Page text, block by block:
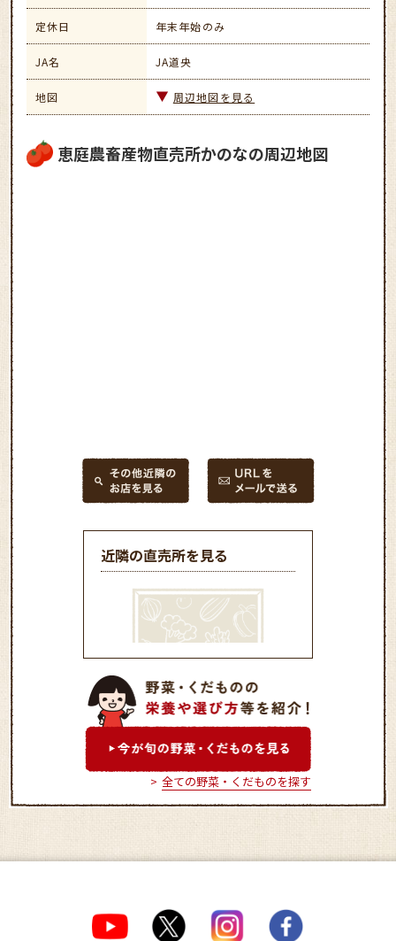
定休日 年末年始のみ
JA名 JA道央
地図 周辺地図を見る
恵庭農畜産物直売所かのなの周辺地図
近隣の直売所を見る
北広島農産物直売所
全ての野菜・くだものを探す